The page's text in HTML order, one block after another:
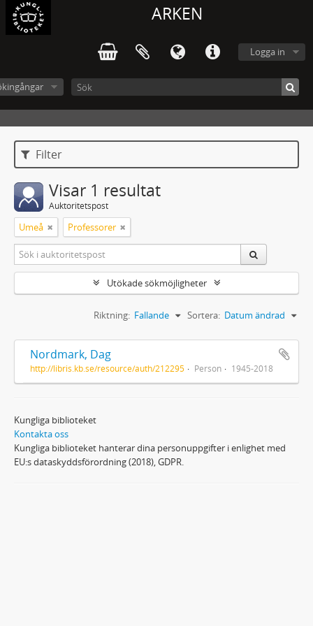
ARKEN
Logga in
Filter
Visar 1 resultat
Auktoritetspost
Umeå Professorer
Utökade sökmöjligheter
Sortera: Datum ändrad
Riktning: Fallande
Nordmark, Dag
http://libris.kb.se/resource/auth/212295 Person 1945-2018
Kungliga biblioteket
Kontakta oss
Kungliga biblioteket hanterar dina personuppgifter i enlighet med
EU:s dataskyddsförordning (2018), GDPR.